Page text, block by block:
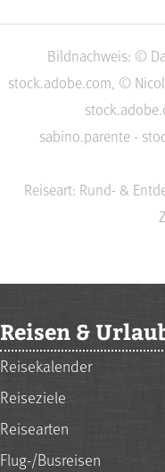
Bildnachweis: ©
stock.adobe.com, ©
sabino.parente -
Reiseart: Rund- &
Reisen &
Reisekalender
Reiseziele
Reisearten
Flug-/Busreisen